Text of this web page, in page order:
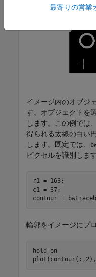
イメージ内のオブジ
す。オブジェクトを
します。この例では、
得られる太線の白い
します。既定では、
ピクセルを識別します
r1 = 163;
c1 = 37;
contour =
輪郭をイメージにプ
hold
on
最寄りの営業